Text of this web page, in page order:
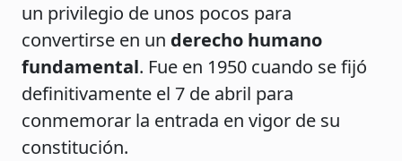
un privilegio de unos pocos para
convertirse en un derecho humano
fundamental. Fue en 1950 cuando se fijó
definitivamente el 7 de abril para
conmemorar la entrada en vigor de su
constitución.